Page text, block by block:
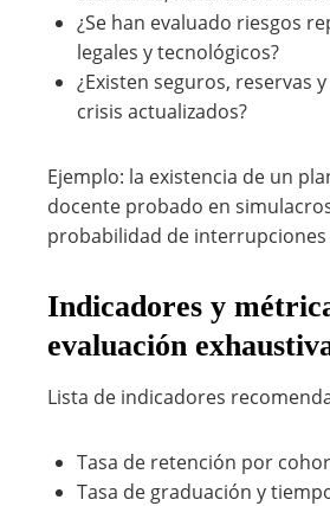
¿Se han evaluado riesgos
legales y tecnológicos?
¿Existen seguros, reservas
crisis actualizados?
Ejemplo: la existencia de un
docente probado en
probabilidad de
Indicadores y
evaluación
Lista de indicadores
Tasa de retención por
Tasa de graduación y